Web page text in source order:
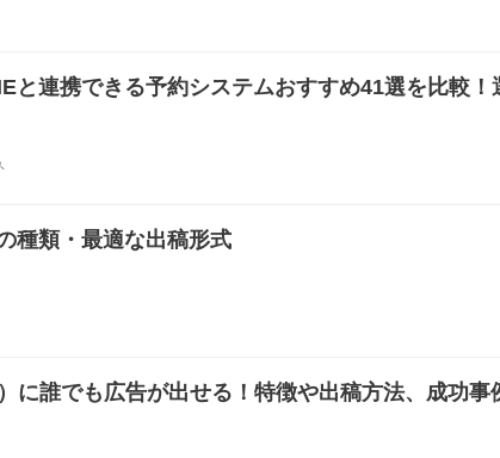
と連携できる予約システムおすすめ41選を比較！
種類・最適な出稿形式
に誰でも広告が出せる！特徴や出稿方法、成功事